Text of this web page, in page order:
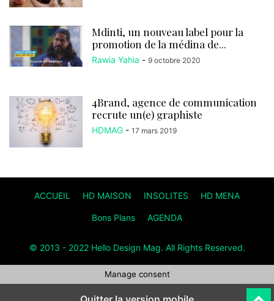
Mdinti, un nouveau label pour la
promotion de la médina de...
Rawia Yahia - 9 octobre 2020
4Brand, agence de communication
recrute un(e) graphiste
HDMAG - 17 mars 2019
ACCUEIL HD MAISON INSOLITES HD MENA
Bons Plans AGENDA
© 2013 - 2022 Hello Design Mag. All Rights Reserved.
Manage consent